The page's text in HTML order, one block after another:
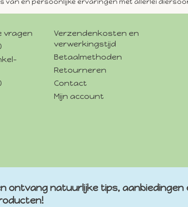
vragen
Verzendenkosten en
verwerkingstijd
Betaalmethoden
Retourneren
Contact
Mijn account
ontvang natuurlijke tips, aanbiedingen